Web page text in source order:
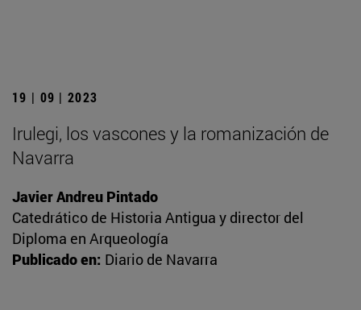
19 | 09 | 2023
Irulegi, los vascones y la romanización de
Navarra
Javier Andreu Pintado
Catedrático de Historia Antigua y director del
Diploma en Arqueología
Publicado en: Diario de Navarra